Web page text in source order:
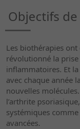
Objectifs
Les biothérapies
révolutionné la
inflammatoires. Et la
avec chaque année
nouvelles
l’arthrite
systémiques
avancées.